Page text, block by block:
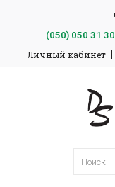
(050)050 31 30
Личный кабинет